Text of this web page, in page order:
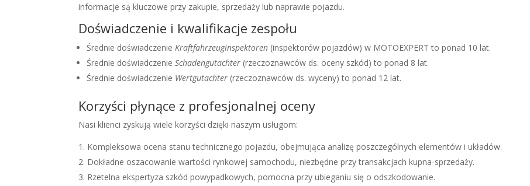
informacje są kluczowe przy zakupie, sprzedaży lub naprawie pojazdu.
Doświadczenie i kwalifikacje zespołu
Średnie doświadczenieKraftfahrzeuginspektoren (inspektorów pojazdów) w MOTOEXPERT to ponad 10 lat.
Średnie doświadczenieSchadengutachter (rzeczoznawców ds. oceny szkód) to ponad 8 lat.
Średnie doświadczenie Wertgutachter (rzeczoznawców ds. wyceny) to ponad 12 lat.
Korzyści płynące z profesjonalnej oceny
Nasi klienci zyskują wiele korzyści dzięki naszym usługom:
Kompleksowa ocena stanu technicznego pojazdu, obejmująca analizę poszczególnych elementów i układów.
Dokładne oszacowanie wartości rynkowej samochodu, niezbędne przy transakcjach kupna-sprzedaży.
Rzetelna ekspertyza szkód powypadkowych, pomocna przy ubieganiu się o odszkodowanie.